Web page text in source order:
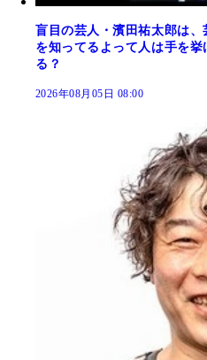
盲目の芸人・濱田祐太郎は
を知ってるよって人は手を
る？
2026年08月05日 08:00